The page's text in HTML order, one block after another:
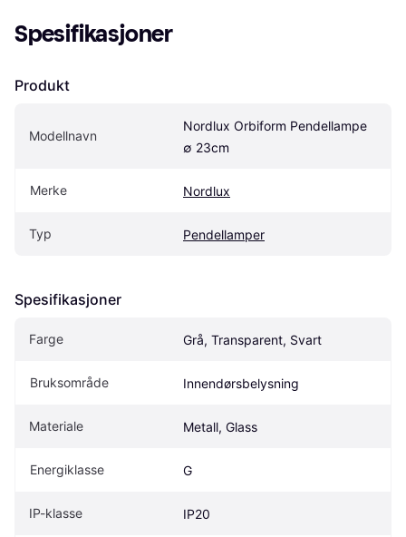
Spesifikasjoner
Produkt
Modellnavn
Nordlux Orbiform Pendellampe
∅ 23cm
Merke Nordlux
Typ Pendellamper
Spesifikasjoner
Farge Grå, Transparent, Svart
Bruksområde Innendørsbelysning
Materiale Metall, Glass
Energiklasse G
IP-klasse IP20